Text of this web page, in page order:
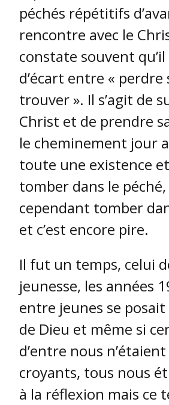
péchés répétitifs
rencontre avec le
constate souvent qu’il
d’écart entre « perdre
trouver ». Il s’agit de
Christ et de prendre
le cheminement jour
toute une existence
tomber dans le
cependant tomber
et c’est encore pire.
Il fut un temps, celui
jeunesse, les années
entre jeunes se
de Dieu et même si
d’entre nous n’étaient
croyants, tous nous
à la réflexion mais ce